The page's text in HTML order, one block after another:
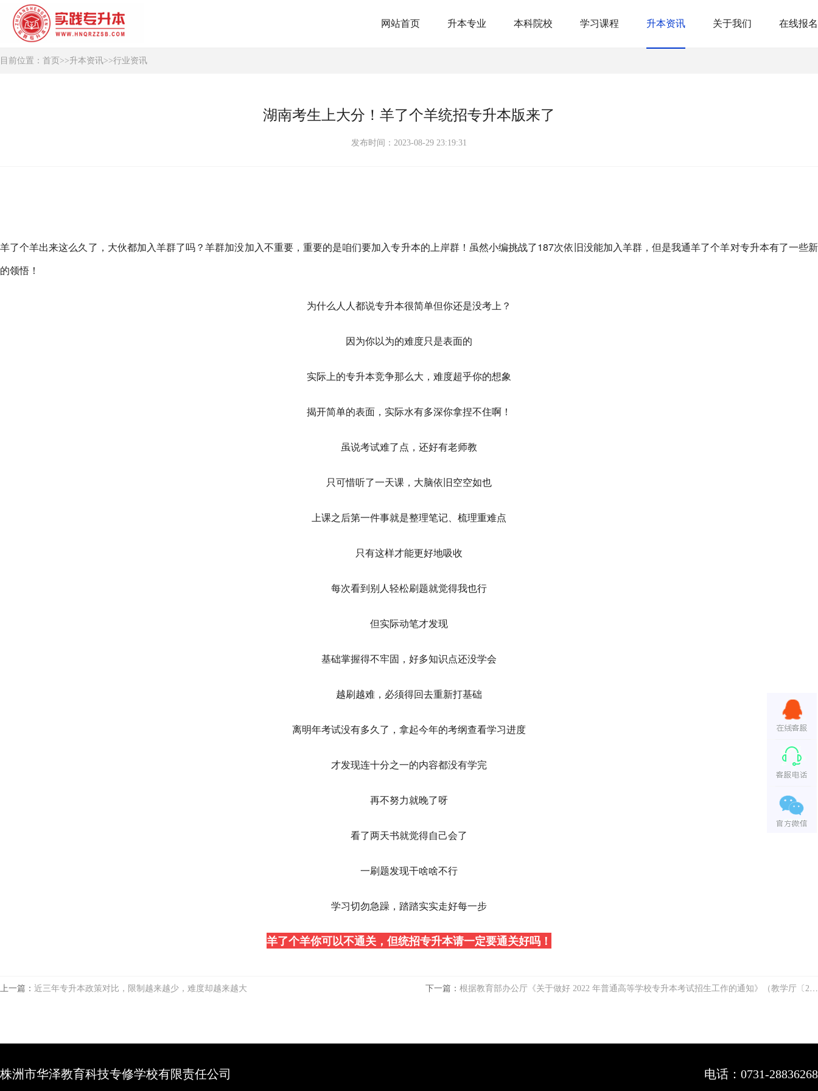
网站首页 升本专业 本科院校 学习课程 升本资讯 关于我们 在线报名
目前位置： 首页 >>升本资讯>>行业资讯
湖南考生上大分！羊了个羊统招专升本版来了
发布时间：2023-08-29 23:19:31
羊了个羊出来这么久了，大伙都加入羊群了吗？羊群加没加入不重要，重要的是咱们要加入专升本的上岸群！虽然小编挑战了187次依旧没能加入羊群，但是我通羊了个羊对专升本有了一些新
的领悟！
为什么人人都说专升本很简单但你还是没考上？
因为你以为的难度只是表面的
实际上的专升本竞争那么大，难度超乎你的想象
揭开简单的表面，实际水有多深你拿捏不住啊！
虽说考试难了点，还好有老师教
只可惜听了一天课，大脑依旧空空如也
上课之后第一件事就是整理笔记、梳理重难点
只有这样才能更好地吸收
每次看到别人轻松刷题就觉得我也行
但实际动笔才发现
基础掌握得不牢固，好多知识点还没学会
越刷越难，必须得回去重新打基础
离明年考试没有多久了，拿起今年的考纲查看学习进度
才发现连十分之一的内容都没有学完
再不努力就晚了呀
看了两天书就觉得自己会了
一刷题发现干啥啥不行
学习切勿急躁，踏踏实实走好每一步
羊了个羊你可以不通关，但统招专升本请一定要通关好吗！
上一篇： 近三年专升本政策对比，限制越来越少，难度却越来越大 下一篇： 根据教育部办公厅《关于做好 2022 年普通高等学校专升本考试招生工作的通知》（教学厅〔2021〕8 号）等相关文件精神，为做好我省 2022 年普通高等学校专升本考试招生工作，特制定本实施方案。
株洲市华泽教育科技专修学校有限责任公司 电话： 0731-28836268